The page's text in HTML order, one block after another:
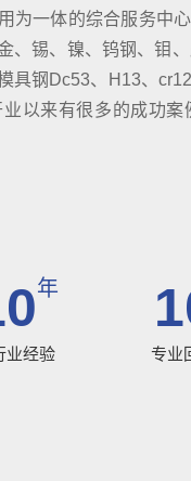
为一体的综合服务中
、锡、镍、钨钢、钼
具钢Dc53、H13、
以来有很多的成功
年
业经验 专业